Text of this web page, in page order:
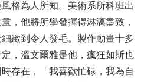
格為人所知。美術系所科班出
，他將所學發揮得淋漓盡致，
緻到令人發毛。製作動畫十多
，溫文爾雅是他，瘋狂如斯也
存在，「我喜歡忙碌，我為自